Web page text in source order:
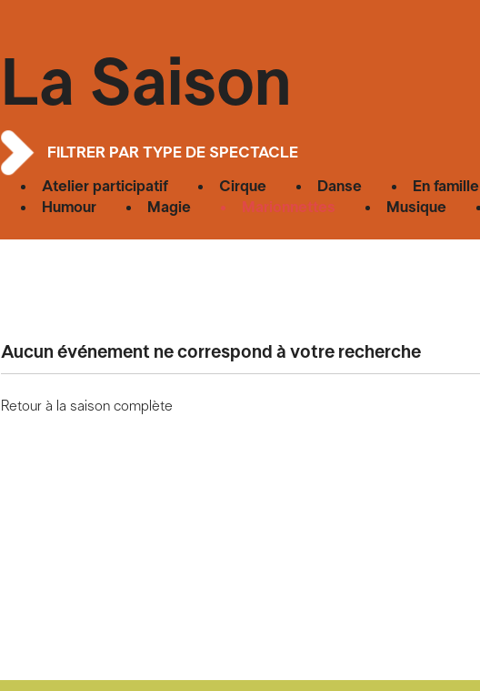
La Saison
FILTRER PAR TYPE DE SPECTACLE
Atelier participatif Cirque Danse En famille
Humour
Magie Marionnettes Musique
Aucun événement ne correspond à votre recherche
Retour à la saison complète